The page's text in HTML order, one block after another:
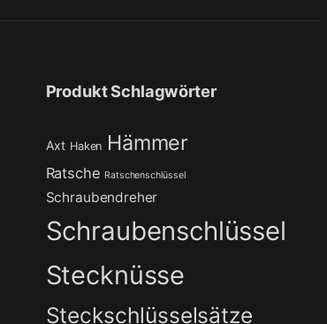
Produkt Schlagwörter
Axt Haken Hämmer
Ratsche Ratschenschlüssel
Schraubendreher
Schraubenschlüssel
Stecknüsse
Steckschlüsselsätze